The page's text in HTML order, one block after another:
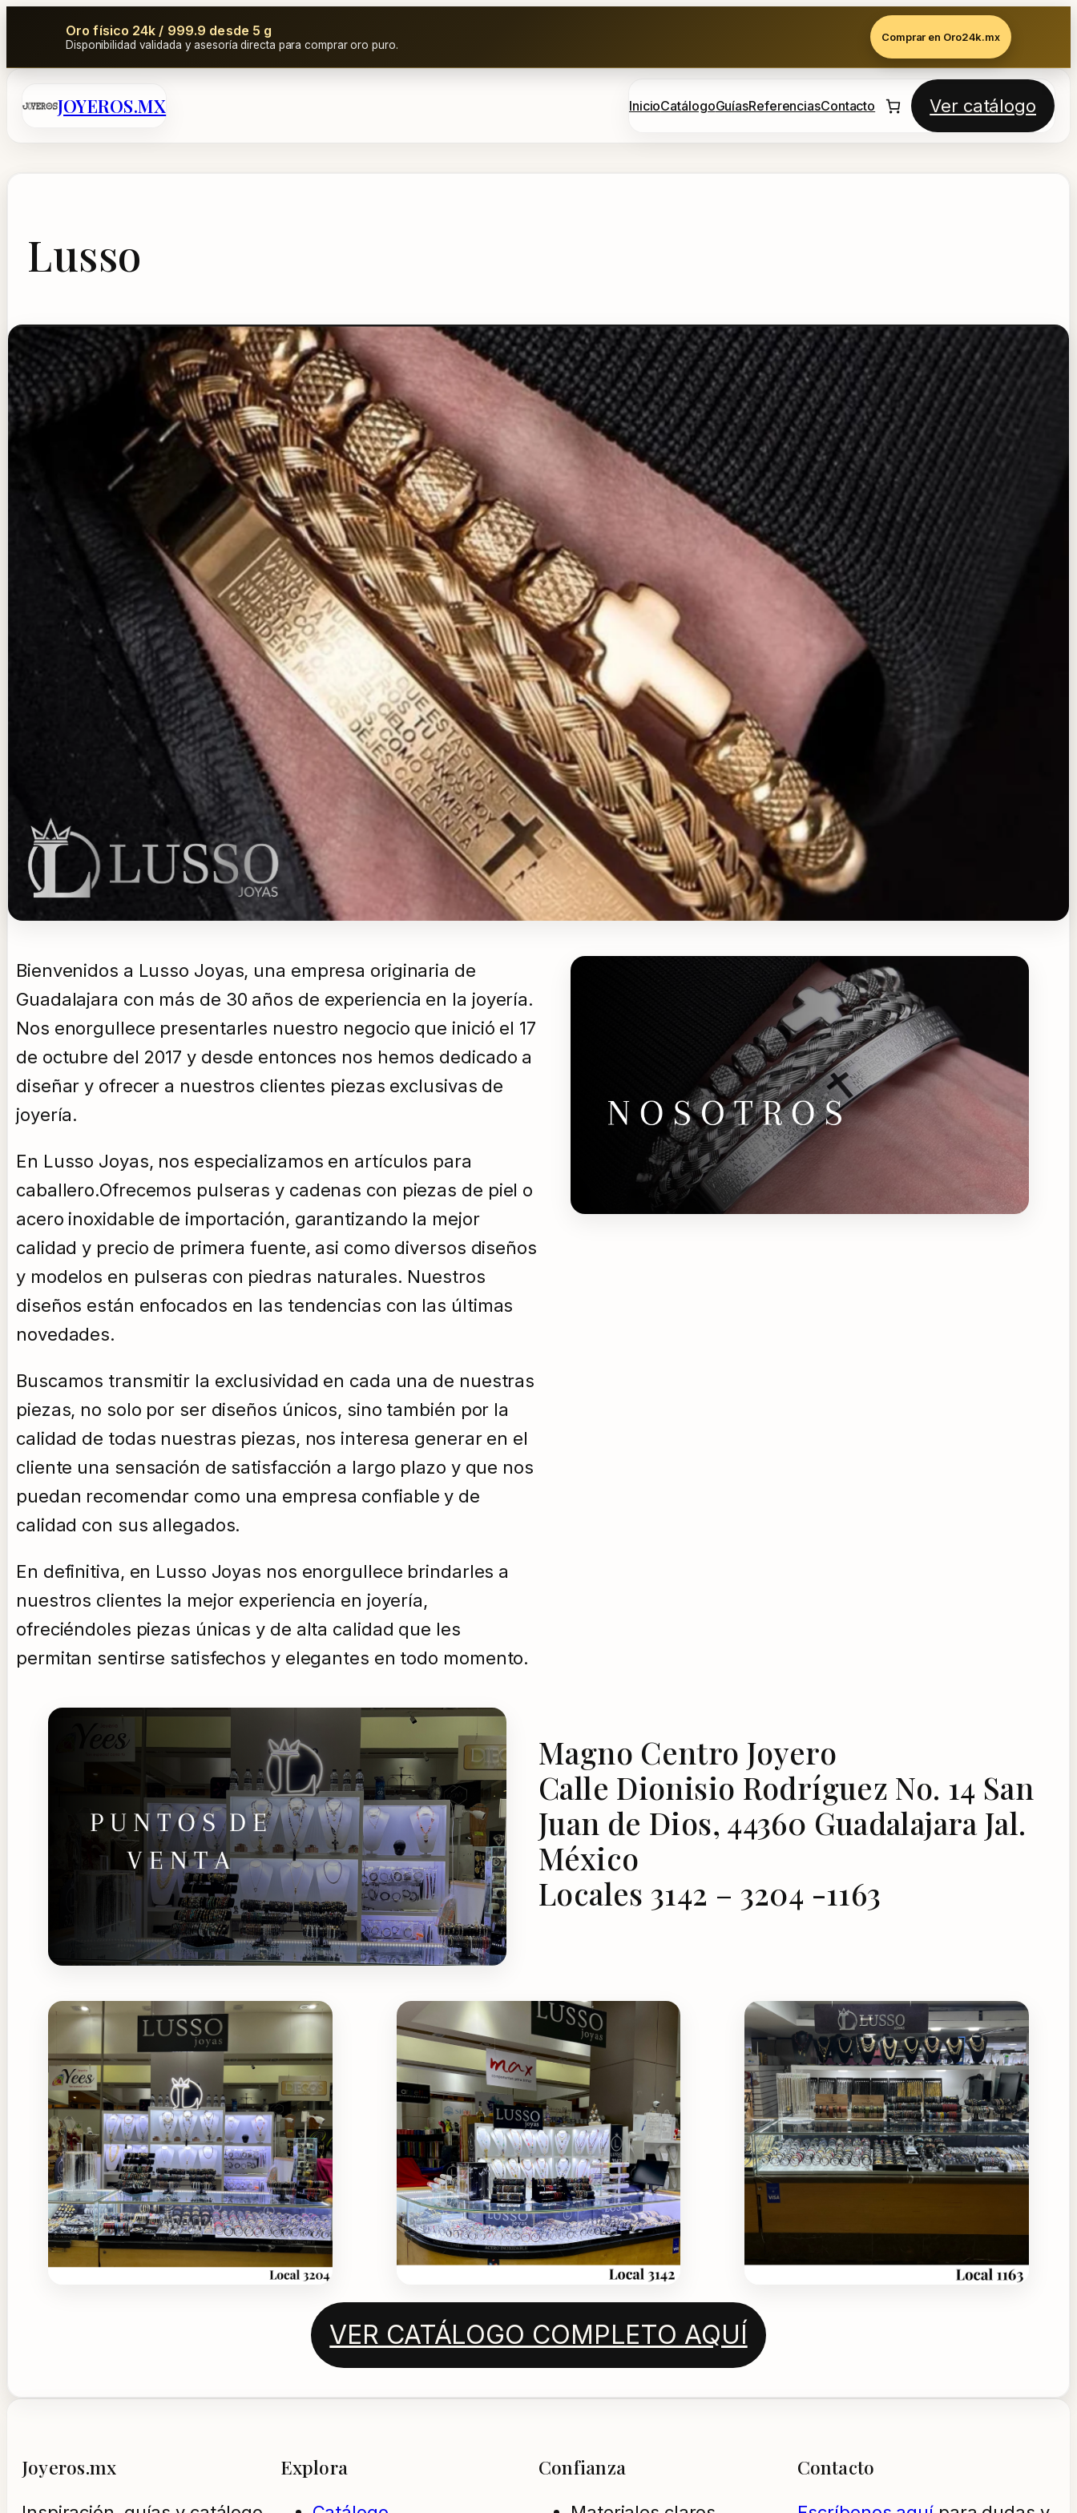
Oro físico 24k / 999.9 desde 5 g
Disponibilidad validada y asesoría directa para comprar oro puro.
Comprar en Oro24k.mx
JOYEROS.MX InicioCatálogoGuíasReferenciasContacto Ver catálogo
Lusso
Bienvenidos a Lusso Joyas, una empresa originaria de
Guadalajara con más de 30 años de experiencia en la joyería.
Nos enorgullece presentarles nuestro negocio que inició el 17
de octubre del 2017 y desde entonces nos hemos dedicado a
diseñar y ofrecer a nuestros clientes piezas exclusivas de
joyería.
En Lusso Joyas, nos especializamos en artículos para
caballero.Ofrecemos pulseras y cadenas con piezas de piel o
acero inoxidable de importación, garantizando la mejor
calidad y precio de primera fuente, asi como diversos diseños
y modelos en pulseras con piedras naturales. Nuestros
diseños están enfocados en las tendencias con las últimas
novedades.
Buscamos transmitir la exclusividad en cada una de nuestras
piezas, no solo por ser diseños únicos, sino también por la
calidad de todas nuestras piezas, nos interesa generar en el
cliente una sensación de satisfacción a largo plazo y que nos
puedan recomendar como una empresa confiable y de
calidad con sus allegados.
En definitiva, en Lusso Joyas nos enorgullece brindarles a
nuestros clientes la mejor experiencia en joyería,
ofreciéndoles piezas únicas y de alta calidad que les
permitan sentirse satisfechos y elegantes en todo momento.
Magno Centro Joyero
Calle Dionisio Rodríguez No. 14 San
Juan de Dios, 44360 Guadalajara Jal.
México
Locales 3142 – 3204 -1163
VER CATÁLOGO COMPLETO AQUÍ
Joyeros.mx Explora Confianza Contacto